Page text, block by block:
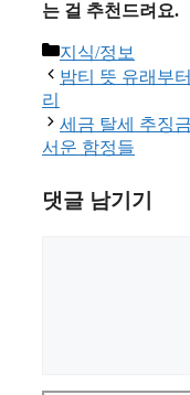
는 걸 추천드려요.
카
테
리
지식/정보
밤티 뜻 유래부
리
세금 탈세 추징
서운 함정들
댓글 남기기